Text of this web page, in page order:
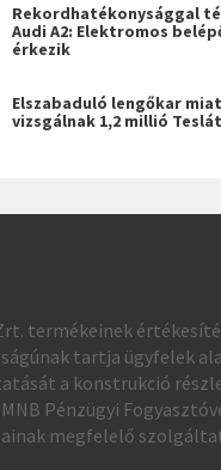
Rekordhatékonysággal
Audi A2: Elektromos
érkezik
Elszabaduló lengőkar
vizsgálnak 1,2 millió Teslát
termékeinek
tartja ügyfelek
a konstrukció
Pénzügyi
megfelelő